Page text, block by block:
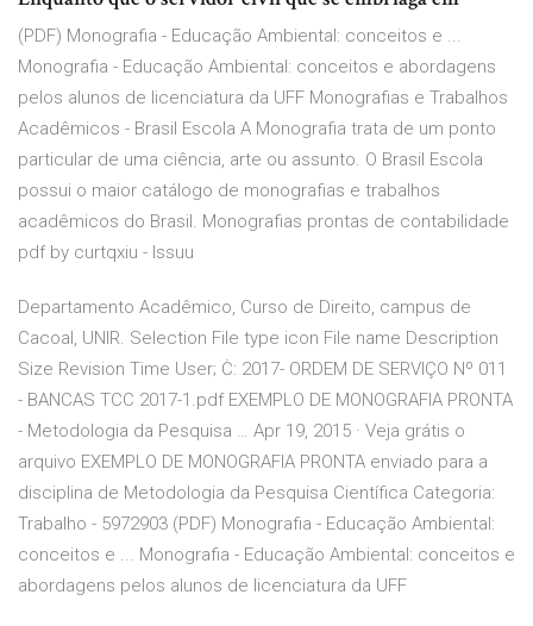
(PDF) Monografia - Educação Ambiental: conceitos e ...
Monografia - Educação Ambiental: conceitos e abordagens
pelos alunos de licenciatura da UFF Monografias e Trabalhos
Acadêmicos - Brasil Escola A Monografia trata de um ponto
particular de uma ciência, arte ou assunto. O Brasil Escola
possui o maior catálogo de monografias e trabalhos
acadêmicos do Brasil. Monografias prontas de contabilidade
pdf by curtqxiu - Issuu
Departamento Acadêmico, Curso de Direito, campus de
Cacoal, UNIR. Selection File type icon File name Description
Size Revision Time User; Ċ: 2017- ORDEM DE SERVIÇO Nº 011
- BANCAS TCC 2017-1.pdf EXEMPLO DE MONOGRAFIA PRONTA
- Metodologia da Pesquisa … Apr 19, 2015 · Veja grátis o
arquivo EXEMPLO DE MONOGRAFIA PRONTA enviado para a
disciplina de Metodologia da Pesquisa Científica Categoria:
Trabalho - 5972903 (PDF) Monografia - Educação Ambiental:
conceitos e ... Monografia - Educação Ambiental: conceitos e
abordagens pelos alunos de licenciatura da UFF